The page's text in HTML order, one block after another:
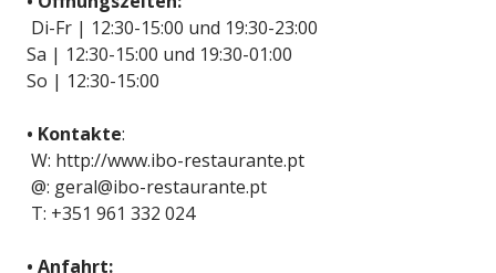
Di-Fr | 12:30-15:00 und 19:30-23:00
Sa | 12:30-15:00 und 19:30-01:00
So | 12:30-15:00
• Kontakte:
W: http://www.ibo-restaurante.pt
@: geral@ibo-restaurante.pt
T: +351 961 332 024
• Anfahrt: